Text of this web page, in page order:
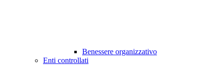
Benessere organizzativo
Enti controllati